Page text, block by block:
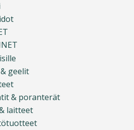
geelit
& poranterät
laitteet